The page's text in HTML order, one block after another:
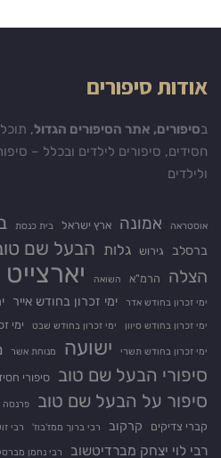
אודות סיפורים
בסיפורים, אתר הסיפורים הגדול,
חסידים, סיפורים לילדים ובכלל –
ולילדים
אוסטראה אמונה ארץ ישראל בית כנסת
ברסלב גירוש גלות הבעל שם
הצלה הרמ"א השואה יארצייט
ימי זכרון בחודש אדר ימי זכרון בחודש אייר
ימי זכרון בחודש סיוון ימי זכרון בחודש שבט ימי
ימי זכרון בחודש תשרי ישועה מנוחת אשר
סיפורי הבעל שם טוב סיפורי
סיפור על הבעל שם טוב פרנסה
קברי צדיקים קרקוב רבי ברוך ממז'בוז' רבי
רבי לוי יצחק מברדיטשוב רבי נחמן